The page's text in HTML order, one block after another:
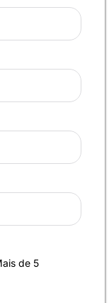
de 5